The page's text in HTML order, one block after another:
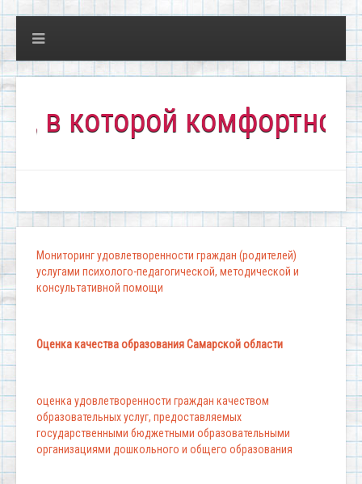
комфортно
Мониторинг удовлетворенности граждан (родителей)
услугами психолого-педагогической, методической и
консультативной помощи
Оценка качества образования Самарской области
оценка удовлетворенности граждан качеством
образовательных услуг, предоставляемых
государственными бюджетными образовательными
организациями дошкольного и общего образования